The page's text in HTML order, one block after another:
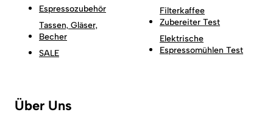
Espressozubehör
Tassen, Gläser,
Becher
SALE
Filterkaffee
Zubereiter Test
Elektrische
Espressomühlen Test
Über Uns